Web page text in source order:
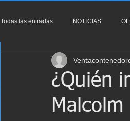
Todas las entradas NOTICIAS
¿Quién